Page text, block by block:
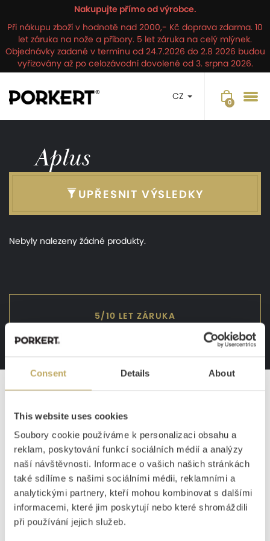
Consent Details About
This website uses cookies
Soubory cookie používáme k personalizaci obsahu a
reklam, poskytování funkcí sociálních médií a analýzy
naší návštěvnosti. Informace o vašich našich stránkách
také sdílíme s našimi sociálními médii, reklamními a
analytickými partnery, kteří mohou kombinovat s dalšími
informacemi, které jim poskytují nebo které shromáždili
při používání jejich služeb.
Nakupujte přímo od výrobce.
Při nákupu zboží v hodnotě nad 2000,- Kč doprava zdarma. 10
let záruka na nože a příbory. 5 let záruka na celý mlýnek.
Objednávky zadané v termínu od 24.7.2026 do 2.8 2026 budou
vyřizovány až po celozávodní dovolené od 3. srpna 2026.
CZ
Aplus
UPŘESNIT VÝSLEDKY
Nebyly nalezeny žádné produkty.
5/10 LET ZÁRUKA
PRODUKTY
Mlýnky na maso
Nože
Příbory